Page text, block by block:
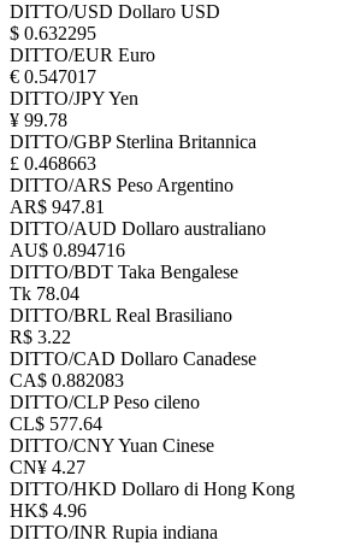
DITTO/USD Dollaro USD
$ 0.632295
DITTO/EUR Euro
€ 0.547017
DITTO/JPYYen
¥ 99.78
DITTO/GBP Sterlina Britannica
£ 0.468663
DITTO/ARS Peso Argentino
AR$ 947.81
DITTO/AUD Dollaro australiano
AU$ 0.894716
DITTO/BDT Taka Bengalese
Tk 78.04
DITTO/BRL Real Brasiliano
R$ 3.22
DITTO/CAD Dollaro Canadese
CA$ 0.882083
DITTO/CLP Peso cileno
CL$ 577.64
DITTO/CNYYuan Cinese
CN¥ 4.27
DITTO/HKD Dollaro di Hong Kong
HK$ 4.96
DITTO/INR Rupia indiana